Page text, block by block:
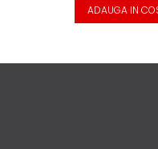
ADAUGA IN